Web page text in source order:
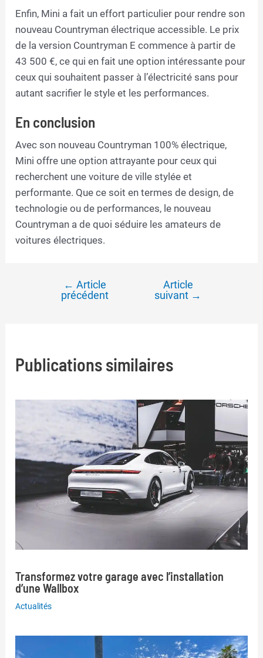
Enfin, Mini a fait un effort particulier pour rendre son
nouveau Countryman électrique accessible. Le prix
de la version Countryman E commence à partir de
43 500 €, ce qui en fait une option intéressante pour
ceux qui souhaitent passer à l’électricité sans pour
autant sacrifier le style et les performances.
En conclusion
Avec son nouveau Countryman 100% électrique,
Mini offre une option attrayante pour ceux qui
recherchent une voiture de ville stylée et
performante. Que ce soit en termes de design, de
technologie ou de performances, le nouveau
Countryman a de quoi séduire les amateurs de
voitures électriques.
Navigation
← Article
précédent
Article
suivant →
Publications similaires
Transformez votre garage avec l’installation
d’une Wallbox
Actualités